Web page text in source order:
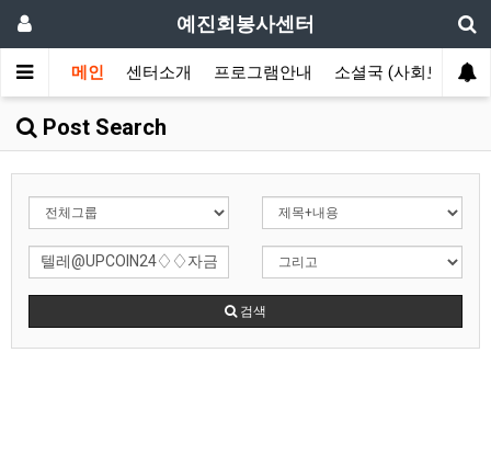
예진회봉사센터
메인 센터소개 프로그램안내 소셜국 (사회보장국)
Post Search
검색